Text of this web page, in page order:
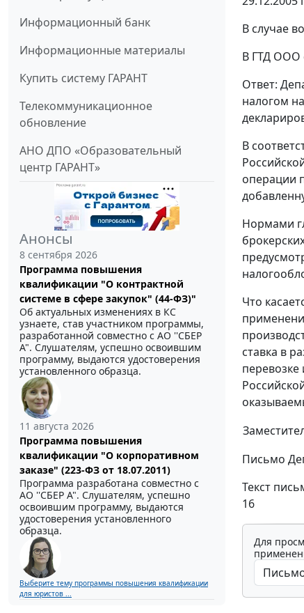
Информационный банк
Информационные материалы
Купить систему ГАРАНТ
Телекоммуникационное
обновление
АНО ДПО «Образовательный
центр ГАРАНТ»
Анонсы
8 сентября 2026
Программа повышения
квалификации "О контрактной
системе в сфере закупок" (44-ФЗ)"
Об актуальных изменениях в КС
узнаете, став участником программы,
разработанной совместно с АО ''СБЕР
А". Слушателям, успешно освоившим
программу, выдаются удостоверения
установленного образца.
11 августа 2026
Программа повышения
квалификации "О корпоративном
заказе" (223-ФЗ от 18.07.2011)
Программа разработана совместно с
АО ''СБЕР А". Слушателям, успешно
освоившим программу, выдаются
удостоверения установленного
образца.
Выберите тему программы повышения квалификации
для юристов ...
В случае
В ГТД ООО
Ответ:
налогом
В
операции
Нормами
Что
ставка в
Письмо
Текст
16
Для